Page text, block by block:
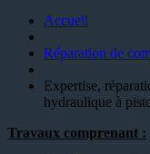
Accueil
Réparation de
Expertise,
hydraulique à
Travaux comprenant :